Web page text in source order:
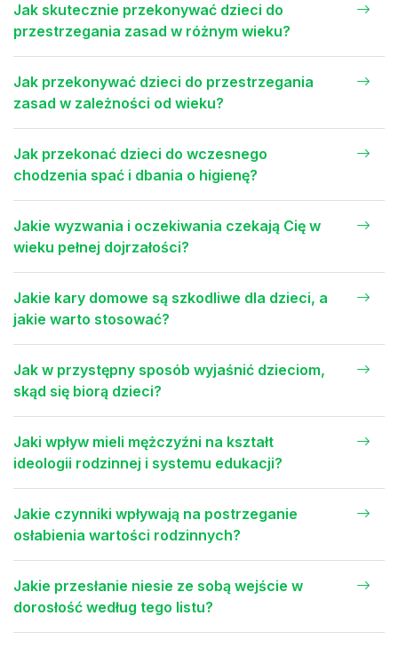
Jak skutecznie przekonywać dzieci do
przestrzegania zasad w różnym wieku?
Jak przekonywać dzieci do przestrzegania
zasad w zależności od wieku?
Jak przekonać dzieci do wczesnego
chodzenia spać i dbania o higienę?
Jakie wyzwania i oczekiwania czekają Cię w
wieku pełnej dojrzałości?
Jakie kary domowe są szkodliwe dla dzieci, a
jakie warto stosować?
Jak w przystępny sposób wyjaśnić dzieciom,
skąd się biorą dzieci?
Jaki wpływ mieli mężczyźni na kształt
ideologii rodzinnej i systemu edukacji?
Jakie czynniki wpływają na postrzeganie
osłabienia wartości rodzinnych?
Jakie przesłanie niesie ze sobą wejście w
dorosłość według tego listu?